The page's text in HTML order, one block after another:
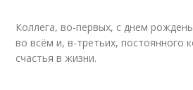
Коллега, во-первых, с днем
во всём и, в-третьих,
счастья в жизни.